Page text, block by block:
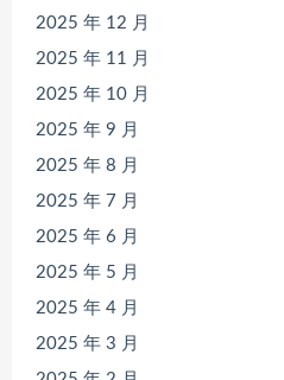
2025 年 12 月
2025 年 11 月
2025 年 10 月
2025 年 9 月
2025 年 8 月
2025 年 7 月
2025 年 6 月
2025 年 5 月
2025 年 4 月
2025 年 3 月